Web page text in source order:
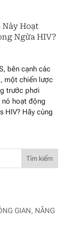
Này Hoạt
Ngừa HIV?
bên cạnh các
một chiến lược
trước phơi
nó hoạt động
HIV? Hãy cùng
Tìm kiếm
GIAN, NÂNG